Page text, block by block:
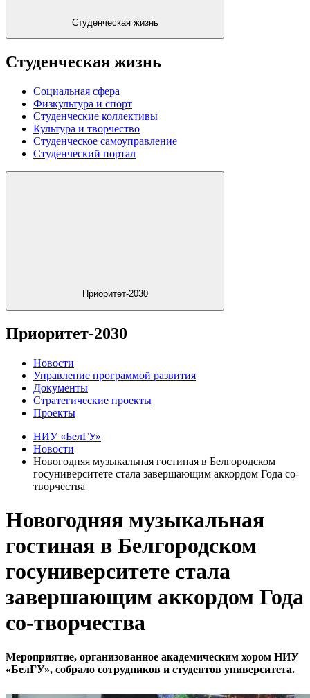
Студенческая жизнь
Студенческая жизнь
Социальная сфера
Физкультура и спорт
Студенческие коллективы
Культура и творчество
Студенческое самоуправление
Студенческий портал
Приоритет-2030
Приоритет-2030
Новости
Управление программой развития
Документы
Стратегические проекты
Проекты
НИУ «БелГУ»
Новости
Новогодняя музыкальная гостиная в Белгородском
госуниверситете стала завершающим аккордом Года со-
творчества
Новогодняя музыкальная
гостиная в Белгородском
госуниверситете стала
завершающим аккордом Года
со-творчества
Мероприятие, организованное академическим хором НИУ
«БелГУ», собрало сотрудников и студентов университета.